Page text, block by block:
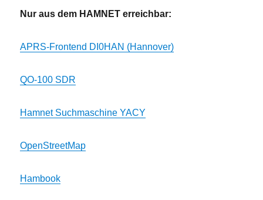
Nur aus dem HAMNET erreichbar:
APRS-Frontend DI0HAN (Hannover)
QO-100 SDR
Hamnet Suchmaschine YACY
OpenStreetMap
Hambook